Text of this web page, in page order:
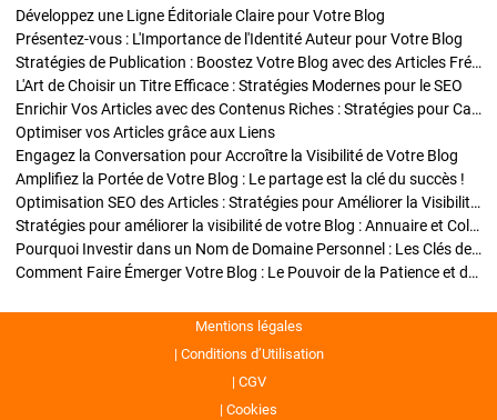
Développez une Ligne Éditoriale Claire pour Votre Blog
Présentez-vous : L'Importance de l'Identité Auteur pour Votre Blog
Stratégies de Publication : Boostez Votre Blog avec des Articles Fréquents et Exclusifs
L'Art de Choisir un Titre Efficace : Stratégies Modernes pour le SEO
Enrichir Vos Articles avec des Contenus Riches : Stratégies pour Captiver et Optimiser
Optimiser vos Articles grâce aux Liens
Engagez la Conversation pour Accroître la Visibilité de Votre Blog
Amplifiez la Portée de Votre Blog : Le partage est la clé du succès !
Optimisation SEO des Articles : Stratégies pour Améliorer la Visibilité de Votre Blog
Stratégies pour améliorer la visibilité de votre Blog : Annuaire et Collaborations
Pourquoi Investir dans un Nom de Domaine Personnel : Les Clés de la Réussite de Votre Blog
Comment Faire Émerger Votre Blog : Le Pouvoir de la Patience et de la Persévérance
Mentions légales
Conditions d’Utilisation
CGV
Cookies